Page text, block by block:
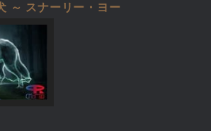
～ スナーリー・ヨー